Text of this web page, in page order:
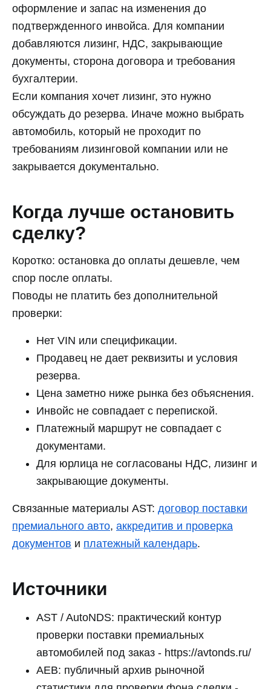
оформление и запас на изменения до
подтвержденного инвойса. Для компании
добавляются лизинг, НДС, закрывающие
документы, сторона договора и требования
бухгалтерии.
Если компания хочет лизинг, это нужно
обсуждать до резерва. Иначе можно выбрать
автомобиль, который не проходит по
требованиям лизинговой компании или не
закрывается документально.
Когда лучше остановить
сделку?
Коротко: остановка до оплаты дешевле, чем
спор после оплаты.
Поводы не платить без дополнительной
проверки:
Нет VIN или спецификации.
Продавец не дает реквизиты и условия
резерва.
Цена заметно ниже рынка без объяснения.
Инвойс не совпадает с перепиской.
Платежный маршрут не совпадает с
документами.
Для юрлица не согласованы НДС, лизинг и
закрывающие документы.
Связанные материалы AST: договор поставки
премиального авто, аккредитив и проверка
документов и платежный календарь.
Источники
AST / AutoNDS: практический контур
проверки поставки премиальных
автомобилей под заказ - https://avtonds.ru/
AEB: публичный архив рыночной